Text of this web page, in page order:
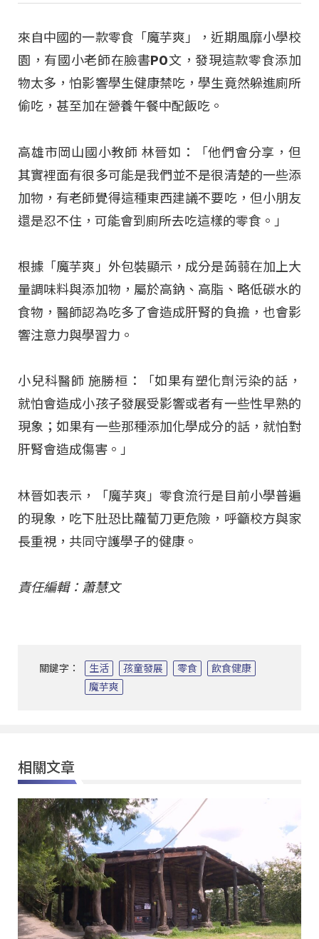
來自中國的一款零食「魔芋爽」，近期風靡小學校
園，有國小老師在臉書PO文，發現這款零食添加
物太多，怕影響學生健康禁吃，學生竟然躲進廁所
偷吃，甚至加在營養午餐中配飯吃。
高雄市岡山國小教師 林晉如：「他們會分享，但
其實裡面有很多可能是我們並不是很清楚的一些添
加物，有老師覺得這種東西建議不要吃，但小朋友
還是忍不住，可能會到廁所去吃這樣的零食。」
根據「魔芋爽」外包裝顯示，成分是蒟蒻在加上大
量調味料與添加物，屬於高鈉、高脂、略低碳水的
食物，醫師認為吃多了會造成肝腎的負擔，也會影
響注意力與學習力。
小兒科醫師 施勝桓：「如果有塑化劑污染的話，
就怕會造成小孩子發展受影響或者有一些性早熟的
現象；如果有一些那種添加化學成分的話，就怕對
肝腎會造成傷害。」
林晉如表示，「魔芋爽」零食流行是目前小學普遍
的現象，吃下肚恐比蘿蔔刀更危險，呼籲校方與家
長重視，共同守護學子的健康。
責任編輯：蕭慧文
關鍵字： 生活 孩童發展 零食
飲食健康
魔芋爽
相關文章